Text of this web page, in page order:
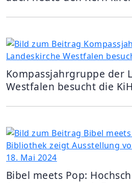
Kompassjahrgruppe der
Westfalen besucht die
Bibel meets Pop: